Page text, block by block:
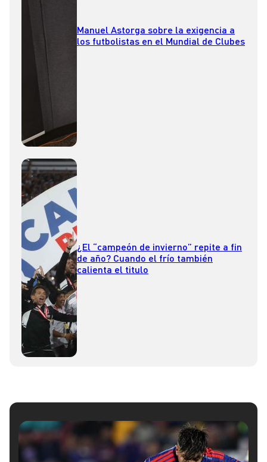
Manuel Astorga sobre la exigencia a
los futbolistas en el Mundial de Clubes
¿El “campeón de invierno” repite a fin
de año? Cuando el frío también
calienta el titulo